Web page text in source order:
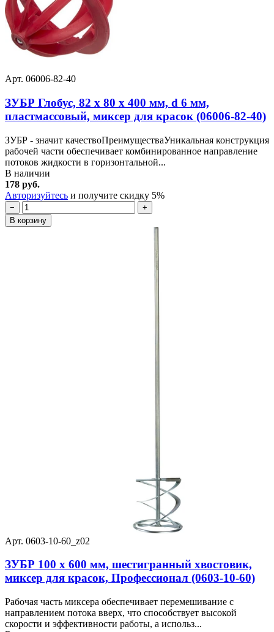
Арт. 06006-82-40
ЗУБР Глобус, 82 х 80 х 400 мм, d 6 мм,
пластмассовый, миксер для красок (06006-82-40)
ЗУБР - значит качествоПреимуществаУникальная конструкция
рабочей части обеспечивает комбинированное направление
потоков жидкости в горизонтальной...
В наличии
178 руб.
Авторизуйтесь и получите скидку 5%
−
+
В корзину
Арт. 0603-10-60_z02
ЗУБР 100 х 600 мм, шестигранный хвостовик,
миксер для красок, Профессионал (0603-10-60)
Рабочая часть миксера обеспечивает перемешивание с
направлением потока вверх, что способствует высокой
скорости и эффективности работы, а использ...